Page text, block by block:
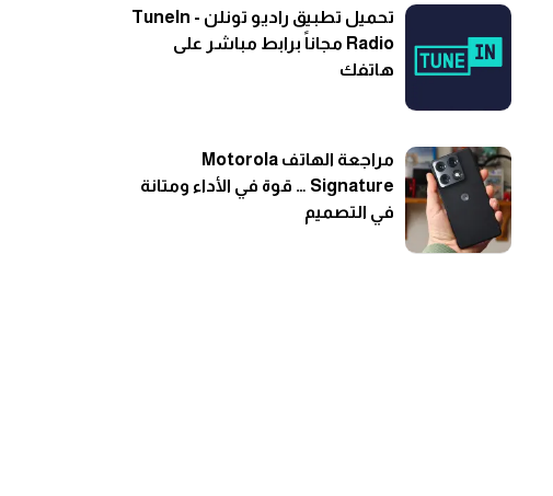
تحميل تطبيق راديو تونلن - TuneIn
Radio مجاناً برابط مباشر على
هاتفك
مراجعة الهاتف Motorola
Signature … قوة في الأداء ومتانة
في التصميم